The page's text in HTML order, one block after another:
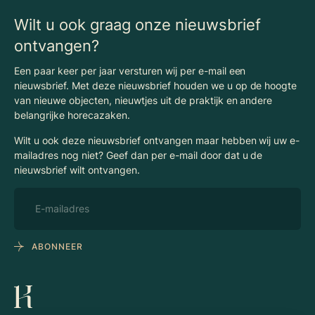
Wilt u ook graag onze nieuwsbrief
ontvangen?
Een paar keer per jaar versturen wij per e-mail een
nieuwsbrief. Met deze nieuwsbrief houden we u op de hoogte
van nieuwe objecten, nieuwtjes uit de praktijk en andere
belangrijke horecazaken.
Wilt u ook deze nieuwsbrief ontvangen maar hebben wij uw e-
mailadres nog niet? Geef dan per e-mail door dat u de
nieuwsbrief wilt ontvangen.
ABONNEER